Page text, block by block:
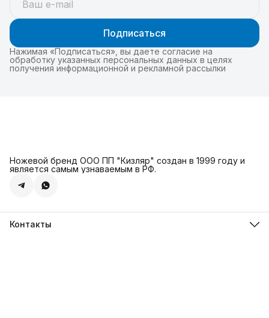
Подписаться
Нажимая «Подписаться», вы даете согласие на
обработку указанных персональных данных в целях
получения информационной и рекламной рассылки
Ножевой бренд ООО ПП "Кизляр" создан в 1999 году и
является самым узнаваемым в РФ.
Контакты